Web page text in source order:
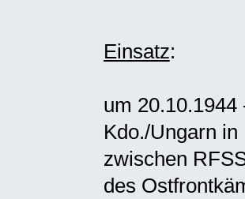
Einsatz:
um
Kdo./Ungarn
zwischen
des